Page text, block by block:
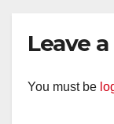
Leave
You must be